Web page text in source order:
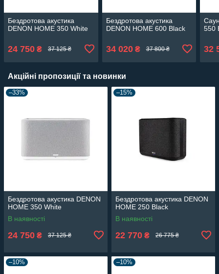
Бездротова акустика
DENON HOME 350 White
24 750 ₴ 37 125 ₴
Бездротова акустика
DENON HOME 600 Black
34 020₴ 37 800 ₴
550
32
Акційні пропозиції та новинки
–33%
Бездротова акустика DENON
HOME 350 White
В наявності
24 750 ₴ 37 125 ₴
–15%
Бездротова акустика DENON
HOME 250 Black
В наявності
22 770 ₴ 26 775 ₴
–10% –10%